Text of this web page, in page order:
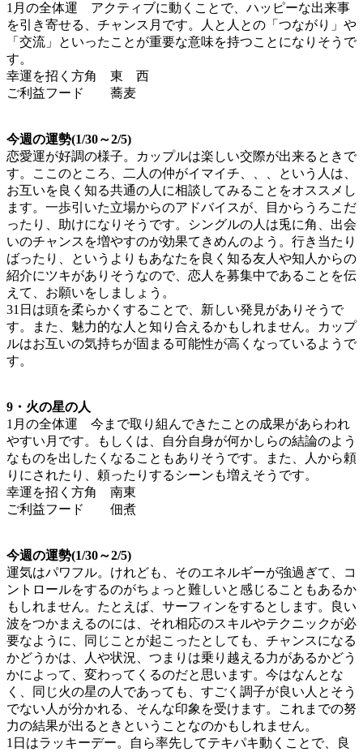
1月の全体運 アクティブに動くことで、ハッピーな出来事
を引き寄せる、チャンス月です。人と人との「つながり」や
「交流」といったことが重要な意味を持つことになりそうで
す。
幸運を招く方角 東 西
ご利益フード 蕎麦
今週の運勢(1/30～2/5)
恋愛運が好調の様子。カップルは楽しい交際が出来るときで
す。ここのところ、二人の仲がイマイチ、、、という人は、
お互いを良く知る共通の人に相談してみることをオススメし
ます。一歩引いた立場からのアドバイスが、目からうろこだ
ったり、助けになりそうです。シングルの人は兎に角、出会
いのチャンスを増やすのが効果てきめんのよう。行き当たり
ばったり、というよりもあなたを良く知る友人や知人からの
紹介にツキがありそうなので、恋人を募集中であることを伝
えて、お願いをしましょう。
31日は頭を柔らかくすることで、新しい発見がありそうで
す。また、魅力的な人と知り合えるかもしれません。カップ
ルはお互いの気持ちが固まる可能性が高くなっているようで
す。
9・火の星の人
1月の全体運 今まで取り組んできたことの成果があらわれ
やすい月です。もしくは、自分自身が何かしらの結論のよう
なものを出したくなることもありそうです。また、人から頼
りにされたり、頼ったりするシーンも増えそうです。
幸運を招く方角 南東
ご利益フード 佃煮
今週の運勢(1/30～2/5)
運気はパワフル。けれども、そのエネルギーが強過ぎて、コ
ントロールをするのがちょっと難しいと感じることもあるか
もしれません。たとえば、サーフィンをするとします。良い
波をつかまえるのには、それ相応のスキルやテクニックが必
要なように、同じことが起こったとしても、チャンスになる
かどうかは、人や状況、つまりは乗り越える力があるかどう
かによって、変わってくるのだと思います。今はなんとな
く、同じ火の星の人であっても、すごく調子が良い人とそう
でない人が分かれる、そんな印象を受けます。これまでの努
力の結果が出るときということなのかもしれません。
1日はラッキーデー。自ら率先してテキパキ動くことで、良